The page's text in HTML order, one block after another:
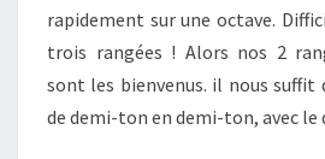
rapidement sur une octave.
trois rangées ! Alors nos 2
sont les bienvenus. il nous suffit
de demi-ton en demi-ton, avec le